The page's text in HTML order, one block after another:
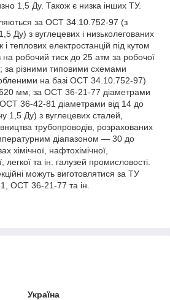
1,5 Ду. Також є низка інших ТУ.
за ОСТ 34.10.752-97 (з
Ду) з вуглецевих і низьколегованих
теплових електростанцій під кутом
на робочий тиск до 25 атм за робочої
за різними типовими схемами
на базі ОСТ 34.10.752-97)
мм; за ОСТ 36-21-77 діаметрами
36-42-81 діаметрами від 14 до
1,5 Ду) з вуглецевих сталей,
трубопроводів, розрахованих
діапазоном — 30 до
хімічної, нафтохімічної,
легкої та ін. галузей промисловості.
можуть виготовлятися за ТУ
ОСТ 36-21-77 та ін.
Україна